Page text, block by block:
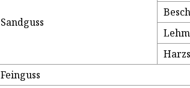
Sandguss
Feinguss